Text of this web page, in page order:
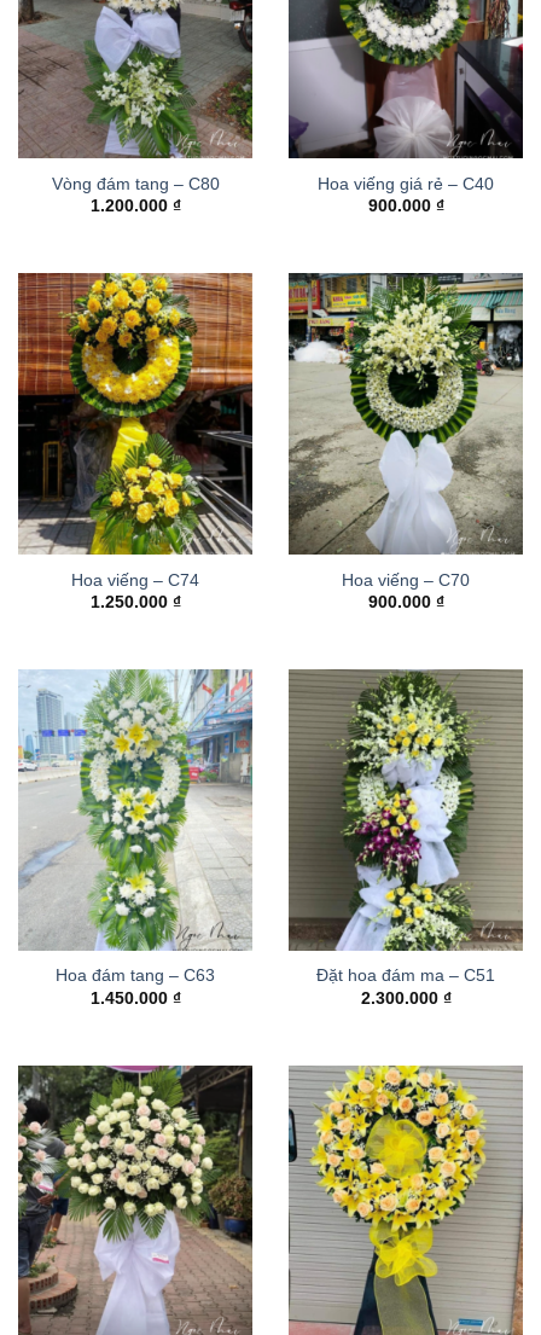
Vòng đám tang – C80
1.200.000 ₫
Hoa viếng giá rẻ – C40
900.000 ₫
Hoa viếng – C74
1.250.000 ₫
Hoa viếng – C70
900.000 ₫
Hoa đám tang – C63
1.450.000 ₫
Đặt hoa đám ma – C51
2.300.000 ₫